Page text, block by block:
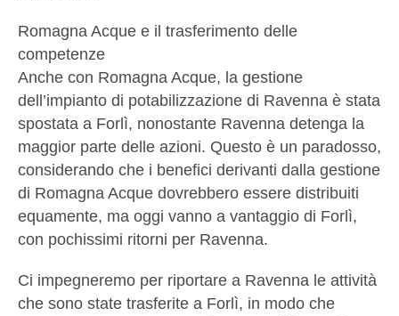
Romagna Acque e il trasferimento delle
competenze
Anche con Romagna Acque, la gestione
dell’impianto di potabilizzazione di Ravenna è stata
spostata a Forlì, nonostante Ravenna detenga la
maggior parte delle azioni. Questo è un paradosso,
considerando che i benefici derivanti dalla gestione
di Romagna Acque dovrebbero essere distribuiti
equamente, ma oggi vanno a vantaggio di Forlì,
con pochissimi ritorni per Ravenna.
Ci impegneremo per riportare a Ravenna le attività
che sono state trasferite a Forlì, in modo che